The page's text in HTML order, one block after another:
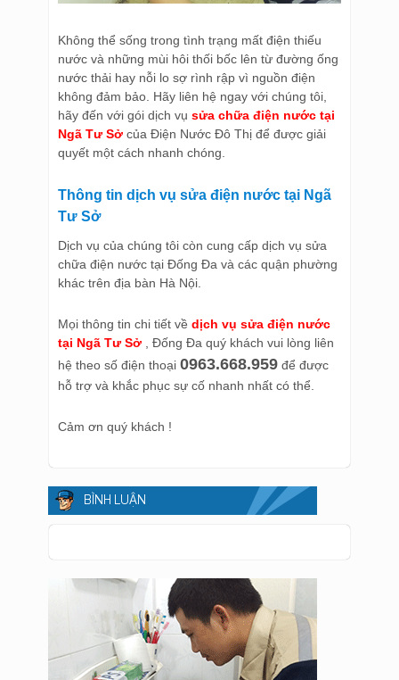
Không thể sống trong tình trạng mất điện thiếu
nước và những mùi hôi thối bốc lên từ đường ống
nước thải hay nỗi lo sợ rình rập vì nguồn điện
không đảm bảo. Hãy liên hệ ngay với chúng tôi,
hãy đến với gói dịch vụ sửa chữa điện nước tại
Ngã Tư Sở của Điện Nước Đô Thị để được giải
quyết một cách nhanh chóng.
Thông tin dịch vụ sửa điện nước tại Ngã
Tư Sở
Dịch vụ của chúng tôi còn cung cấp dịch vụ sửa
chữa điện nước tại Đống Đa và các quận phường
khác trên địa bàn Hà Nội.
Mọi thông tin chi tiết về dịch vụ sửa điện nước
tại Ngã Tư Sở , Đống Đa quý khách vui lòng liên
hệ theo số điện thoại 0963.668.959 để được
hỗ trợ và khắc phục sự cố nhanh nhất có thể.
Cảm ơn quý khách !
BÌNH LUẬN